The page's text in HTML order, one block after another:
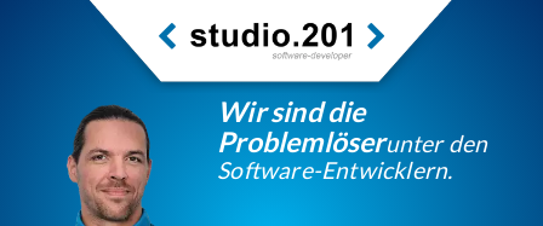
Wir sind die
Problemlöserunter den
Software-Entwicklern.